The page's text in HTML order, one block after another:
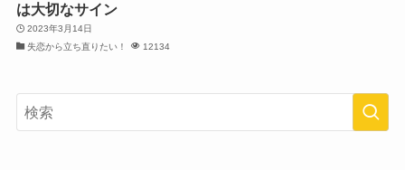
は大切なサイン
2023年3月14日
失恋から立ち直りたい！
12134